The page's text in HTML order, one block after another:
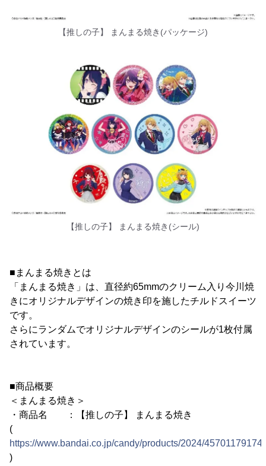
【推しの子】 まんまる焼き(パッケージ)
【推しの子】 まんまる焼き(シール)
■まんまる焼きとは
「まんまる焼き」は、直径約65mmのクリーム入り今川焼
きにオリジナルデザインの焼き印を施したチルドスイーツ
です。
さらにランダムでオリジナルデザインのシールが1枚付属
されています。
■商品概要
＜まんまる焼き＞
・商品名 ：【推しの子】 まんまる焼き
(
https://www.bandai.co.jp/candy/products/2024/
)